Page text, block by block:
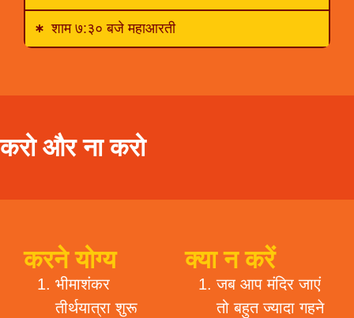
शाम ७:३० बजे महाआरती
करो और ना करो
करने योग्य
भीमाशंकर
तीर्थयात्रा शुरू
क्या न करें
जब आप मंदिर जाएं
तो बहुत ज्यादा गहने